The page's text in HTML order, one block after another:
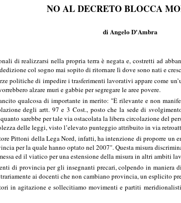
NO AL DECRETO BLOCCA
di Angelo D'Ambra
di realizzarsi nella propria terra è negata e, costretti ad
col sogno mai sopito di ritornare lì dove sono nati e
politiche di impedire i trasferimenti lavorativi appare come
alzare muri e gabbie per segregare le aree povere.
qualcosa di importante in merito: "È rilevante e non
degli artt. 97 e 3 Cost., posto che la sede di
sarebbe per tale via ostacolata la libera circolazione del
delle leggi, visto l’elevato punteggio attribuito in via
Pittoni della Lega Nord, infatti, ha intenzione di proporre un
per la quale hanno optato nel 2007". Questa misura
ed il viatico per una estensione della misura in altri ambiti
di provincia per gli insegnanti precari, colpendo in
ai docenti che non cambiano provincia, un esplicito
in agitazione e sollecitiamo movimenti e partiti